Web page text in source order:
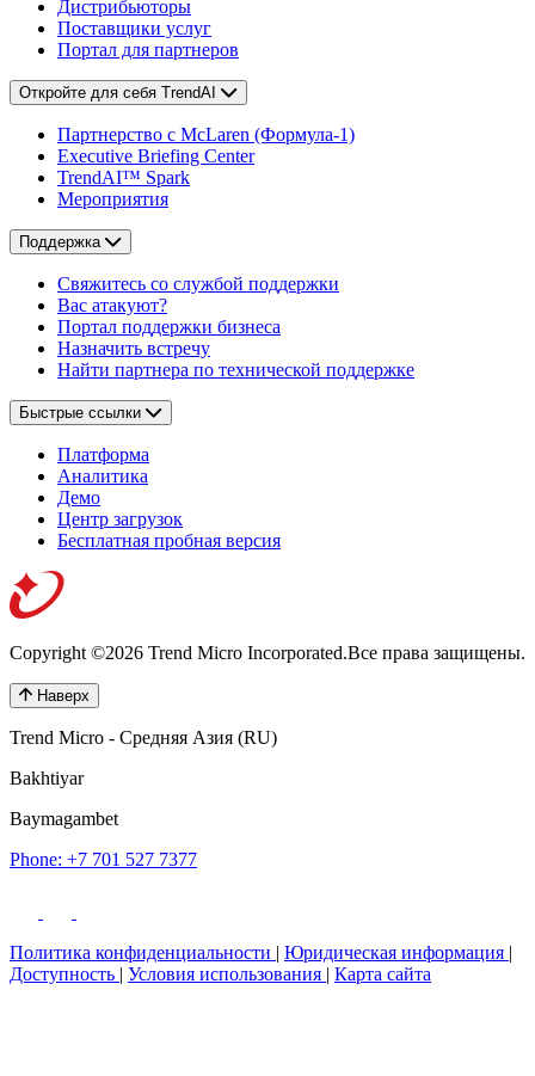
Дистрибьюторы
Поставщики услуг
Портал для партнеров
Откройте для себя TrendAI
Партнерство с McLaren (Формула-1)
Executive Briefing Center
TrendAI™ Spark
Мероприятия
Поддержка
Свяжитесь со службой поддержки
Вас атакуют?
Портал поддержки бизнеса
Назначить встречу
Найти партнера по технической поддержке
Быстрые ссылки
Платформа
Аналитика
Демо
Центр загрузок
Бесплатная пробная версия
Copyright ©2026 Trend Micro Incorporated.Все права защищены.
Наверх
Trend Micro - Средняя Азия (RU)
Bakhtiyar
Baymagambet
Phone: +7 701 527 7377
Политика конфиденциальности | Юридическая информация |
Доступность | Условия использования | Карта сайта